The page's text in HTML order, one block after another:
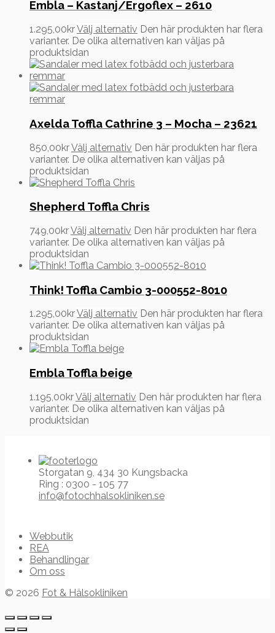
Embla – Kastanj/Ergoflex – 2610
1.295,00krVälj alternativ Den här produkten har flera
varianter. De olika alternativen kan väljas på
produktsidan
Axelda Toffla Cathrine 3 – Mocha – 23621
850,00krVälj alternativ Den här produkten har flera
varianter. De olika alternativen kan väljas på
produktsidan
Shepherd Toffla Chris
749,00krVälj alternativ Den här produkten har flera
varianter. De olika alternativen kan väljas på
produktsidan
Think! Toffla Cambio 3-000552-8010
1.295,00krVälj alternativ Den här produkten har flera
varianter. De olika alternativen kan väljas på
produktsidan
Embla Toffla beige
1.195,00krVälj alternativ Den här produkten har flera
varianter. De olika alternativen kan väljas på
produktsidan
Storgatan 9, 434 30 Kungsbacka
Ring : 0300 - 105 77
info@fotochhalsokliniken.se
Webbutik
REA
Behandlingar
Om oss
© 2026 Fot & Hälsokliniken